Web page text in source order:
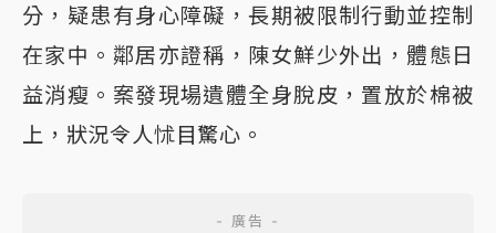
分，疑患有身心障礙，長期被限制行動並控制
在家中。鄰居亦證稱，陳女鮮少外出，體態日
益消瘦。案發現場遺體全身脫皮，置放於棉被
上，狀況令人怵目驚心。